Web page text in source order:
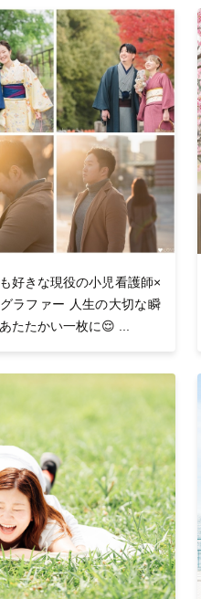
てほしかった！」と思える一
好きな現役の小児看護師×
ラファー 人生の大切な瞬
たたかい一枚に😌 ...